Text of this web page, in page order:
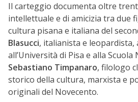
Il carteggio documenta oltre
intellettuale e di amicizia tra due
cultura pisana e italiana del
Blasucci, italianista e leopardista,
all’Università di Pisa e alla
Sebastiano Timpanaro, filologo
storico della cultura, marxista e
originali del Novecento.